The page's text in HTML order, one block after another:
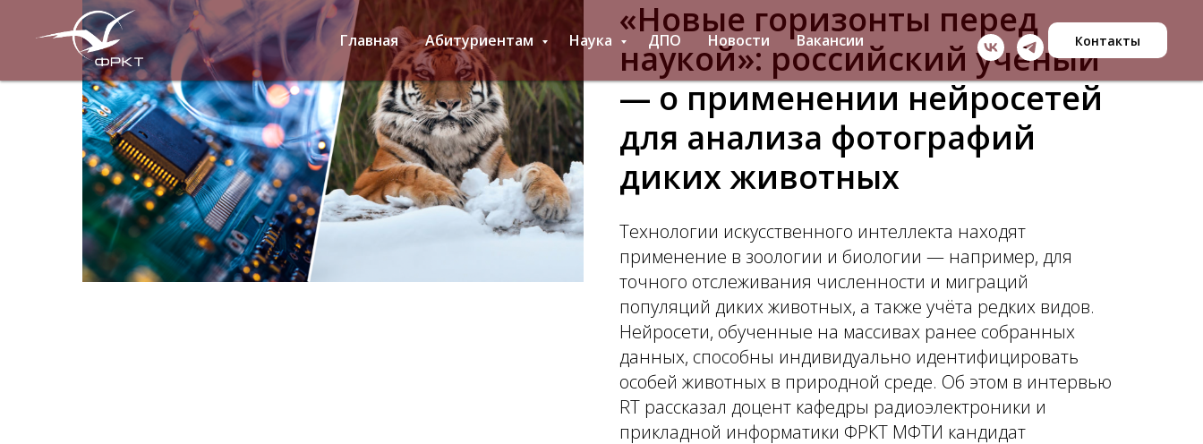
Главная Абитуриентам Наука ДПО Новости Вакансии Контакты
«Новые горизонты перед
наукой»: российский учёный
— о применении нейросетей
для анализа фотографий
диких животных
Технологии искусственного интеллекта находят
применение в зоологии и биологии — например, для
точного отслеживания численности и миграций
популяций диких животных, а также учёта редких видов.
Нейросети, обученные на массивах ранее собранных
данных, способны индивидуально идентифицировать
особей животных в природной среде. Об этом в интервью
RT рассказал доцент кафедры радиоэлектроники и
прикладной информатики ФРКТ МФТИ кандидат